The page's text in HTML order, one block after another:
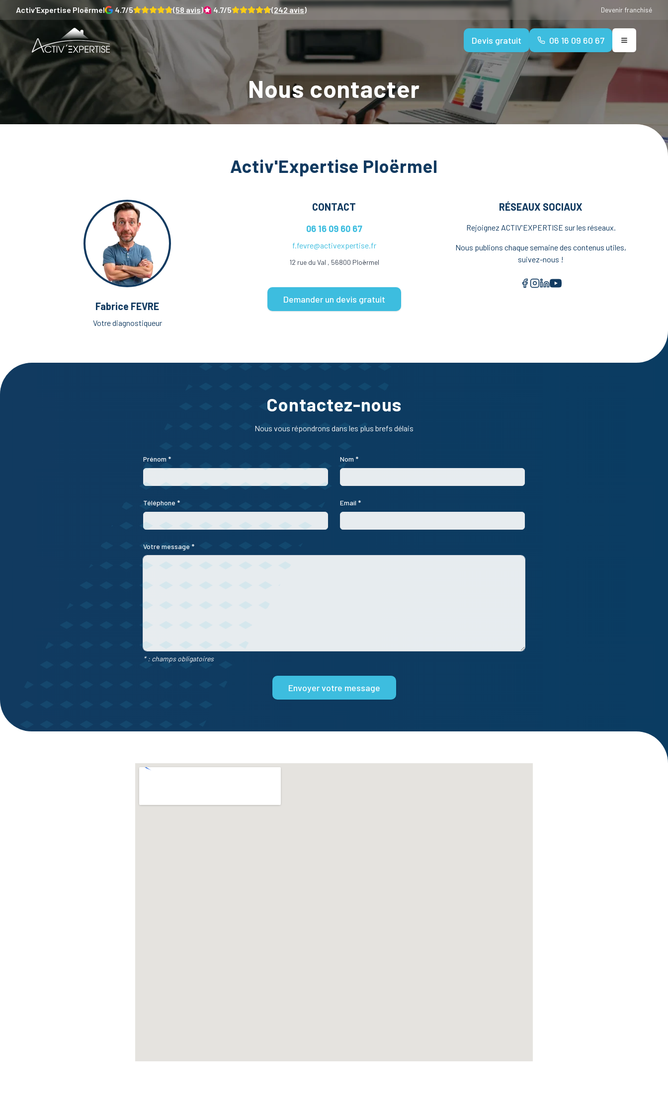
Activ'Expertise Ploërmel 4.7/5 (58 avis) 4.7/5 (242avis) Devenir franchisé
Devis gratuit 06 16 09 60 67
Nous contacter
Activ'Expertise Ploërmel
Fabrice FEVRE
Votre diagnostiqueur
CONTACT
06 16 09 60 67
f.fevre@activexpertise.fr
12 rue du Val , 56800 Ploërmel
Demander un devis gratuit
RÉSEAUX SOCIAUX
Rejoignez ACTIV'EXPERTISE sur les réseaux.
Nous publions chaque semaine des contenus utiles,
suivez-nous !
Facebook
Instagram
LinkedInYouTube
Contactez-nous
Nous vous répondrons dans les plus brefs délais
Prénom * Nom *
Téléphone * Email *
Votre message *
* : champs obligatoires
Envoyer votre message